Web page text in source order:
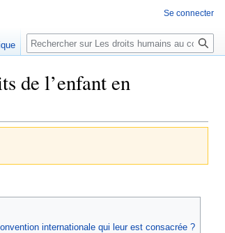
de l’enfant en
internationale qui leur est consacrée ?
Se connecter
Rechercher